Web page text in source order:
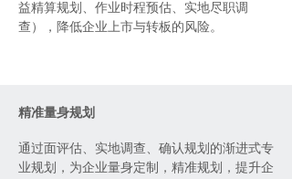
精准量身规划
通过面评估、实地调查、确认规划的渐进式专
业规划，为企业量身定制，精准规划，提升企
益精算规划、作业时程预估、实地尽职调
查），降低企业上市与转板的风险。